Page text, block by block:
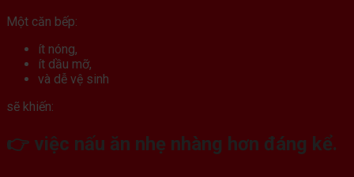
Một căn bếp:
ít nóng,
ít dầu mỡ,
và dễ vệ sinh
sẽ khiến:
👉 việc nấu ăn nhẹ nhàng hơn đáng kể.